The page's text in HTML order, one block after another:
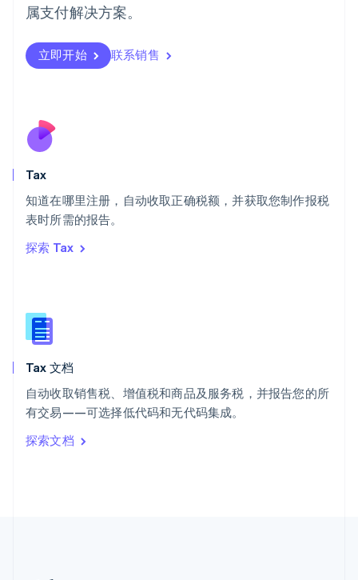
属支付解决方案。
立即开始 联系销售
Tax
知道在哪里注册，自动收取正确税额，并获取您制作报税
表时所需的报告。
探索 Tax
Tax 文档
自动收取销售税、增值税和商品及服务税，并报告您的所
有交易——可选择低代码和无代码集成。
探索文档
日本
瑞典
Svenska English
瑞士
English
斯洛伐克
泰国
ไทยEnglish
English
English
新西兰
匈牙利
意大利
ItalianoEnglish
印度
English